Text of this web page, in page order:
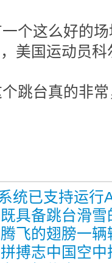
个这么好的
美国运动员
跳台真的非
统已支持运行
具备跳台滑
飞的翅膀一
搏志中国空